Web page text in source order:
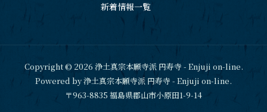
新着情報一覧
Copyright © 2026 浄土真宗本願寺派 円寿寺 - Enjuji on-line.
Powered by 浄土真宗本願寺派 円寿寺 - Enjuji on-line.
〒963-8835 福島県郡山市小原田1-9-14